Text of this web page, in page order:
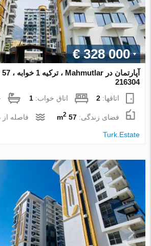
€ 328 000
216304
اتاقها:2 اتاق خواب:1
فضای زندگی:57 m
2 فاصله از
Turk.Estate